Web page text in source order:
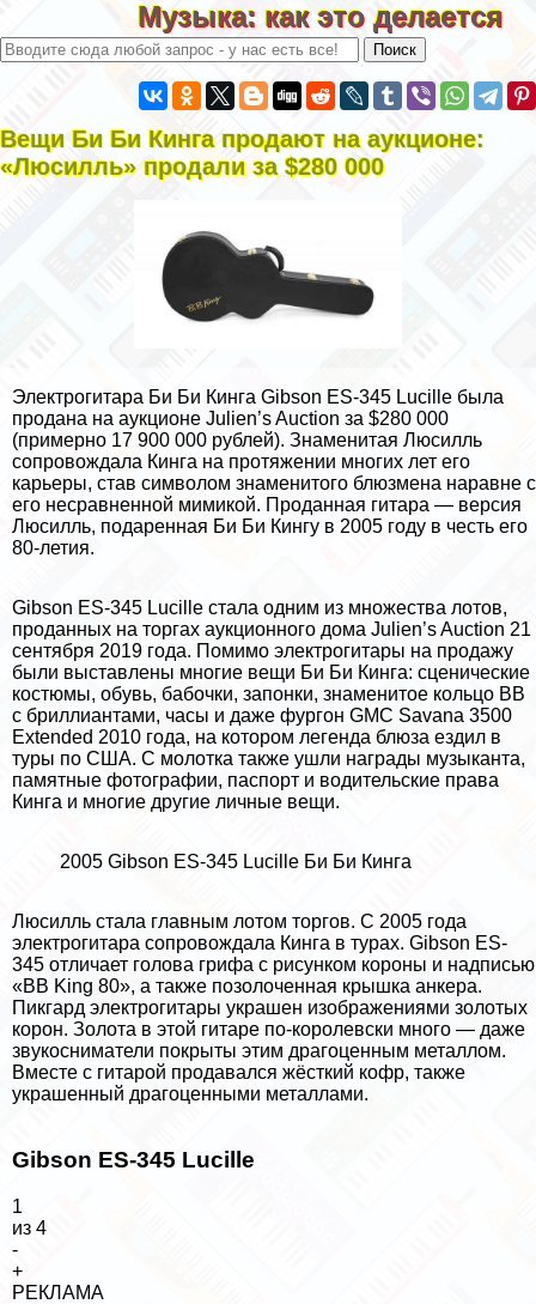
Музыка: как это делается
Вещи Би Би Кинга продают на аукционе:
«Люсилль» продали за $280 000
Электрогитара Би Би Кинга Gibson ES-345 Lucille была
продана на аукционе Julien’s Auction за $280 000
(примерно 17 900 000 рублей). Знаменитая Люсилль
сопровождала Кинга на протяжении многих лет его
карьеры, став символом знаменитого блюзмена наравне с
его несравненной мимикой. Проданная гитара — версия
Люсилль, подаренная Би Би Кингу в 2005 году в честь его
80-летия.
Gibson ES-345 Lucille стала одним из множества лотов,
проданных на торгах аукционного дома Julien’s Auction 21
сентября 2019 года. Помимо электрогитары на продажу
были выставлены многие вещи Би Би Кинга: сценические
костюмы, обувь, бабочки, запонки, знаменитое кольцо BB
с бриллиантами, часы и даже фургон GMC Savana 3500
Extended 2010 года, на котором легенда блюза ездил в
туры по США. С молотка также ушли награды музыканта,
памятные фотографии, паспорт и водительские права
Кинга и многие другие личные вещи.
2005 Gibson ES-345 Lucille Би Би Кинга
Люсилль стала главным лотом торгов. С 2005 года
электрогитара сопровождала Кинга в турах. Gibson ES-
345 отличает голова грифа с рисунком короны и надписью
«BB King 80», а также позолоченная крышка анкера.
Пикгард электрогитары украшен изображениями золотых
корон. Золота в этой гитаре по-королевски много — даже
звукосниматели покрыты этим драгоценным металлом.
Вместе с гитарой продавался жёсткий кофр, также
украшенный драгоценными металлами.
Gibson ES-345 Lucille
1
из 4
-
+
РЕКЛАМА